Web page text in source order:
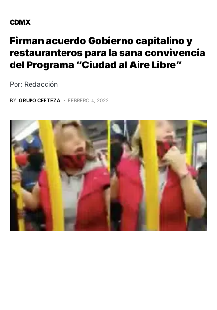
CDMX
Firman acuerdo Gobierno capitalino y
restauranteros para la sana convivencia
del Programa “Ciudad al Aire Libre”
Por: Redacción
BY GRUPO CERTEZA FEBRERO 4, 2022